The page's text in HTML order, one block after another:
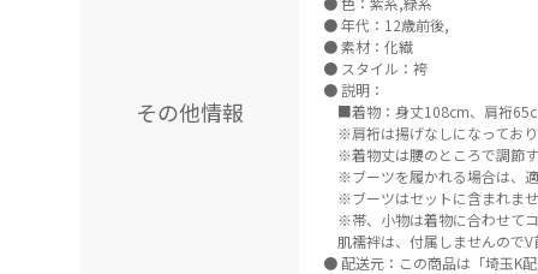
その他情報
年代：12歳前後,
素材：化繊
スタイル：袴
説明：
■着物：身丈108cm、肩裄
※肩裄は揚げなしになってお
※着物丈は腰のところで調節
※ブーツを履かれる場合は、
※ブーツはセットに含まれま
※帯、小物は着物に合わせて
肌襦袢は、付属しませんので
配送元：この商品は「埼玉K